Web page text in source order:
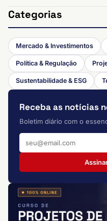
Categorias
Mercado & Investimentos
Política & Regulação
Sustentabilidade & ESG
Receba as notícias
Boletim diário com o